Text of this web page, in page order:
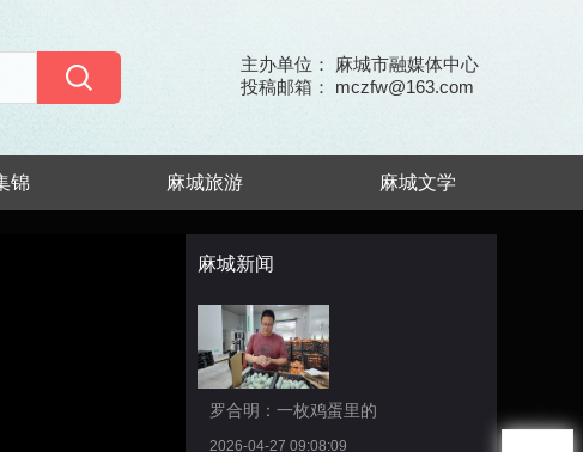
主办单位： 麻城市融媒体中心
投稿邮箱： mczfw@163.com
锦 麻城旅游 麻城文学
麻城新闻
罗合明：一枚鸡蛋里的
2026-04-27 09:08:09